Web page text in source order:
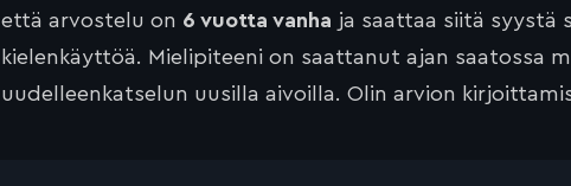
että arvostelu on 6 vuotta vanha ja saattaa siitä syystä
kielenkäyttöä. Mielipiteeni on saattanut ajan saatossa
uudelleenkatselun uusilla aivoilla. Olin arvion